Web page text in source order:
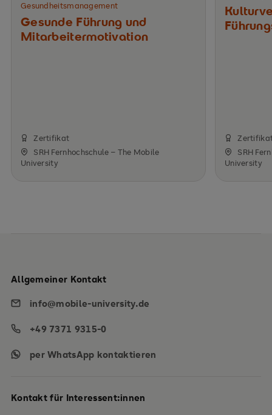
Gesundheitsmanagement
Gesunde Führung und
Mitarbeitermotivation
Zertifikat
SRH Fernhochschule – The Mobile
University
SRH
University
Allgemeiner Kontakt
info@mobile-university.de
+49 7371 9315-0
per WhatsApp kontaktieren
Kontakt für Interessent:innen